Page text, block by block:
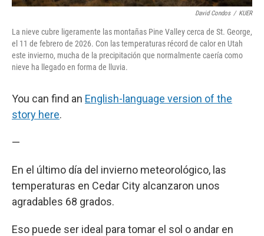
David Condos / KUER
La nieve cubre ligeramente las montañas Pine Valley cerca de St. George,
el 11 de febrero de 2026. Con las temperaturas récord de calor en Utah
este invierno, mucha de la precipitación que normalmente caería como
nieve ha llegado en forma de lluvia.
You can find an English-language version of the
story here.
—
En el último día del invierno meteorológico, las
temperaturas en Cedar City alcanzaron unos
agradables 68 grados.
Eso puede ser ideal para tomar el sol o andar en